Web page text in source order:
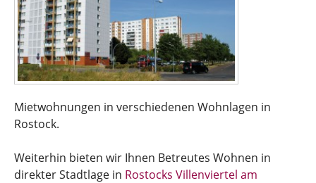
Mietwohnungen in verschiedenen Wohnlagen in
Rostock.
Weiterhin bieten wir Ihnen Betreutes Wohnen in
direkter Stadtlage in Rostocks Villenviertel am